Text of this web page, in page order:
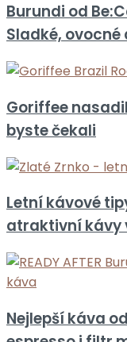
Burundi od
Sladké,
Goriffee
byste čekali
Letní kávové
atraktivní kávy
Nejlepší káva od